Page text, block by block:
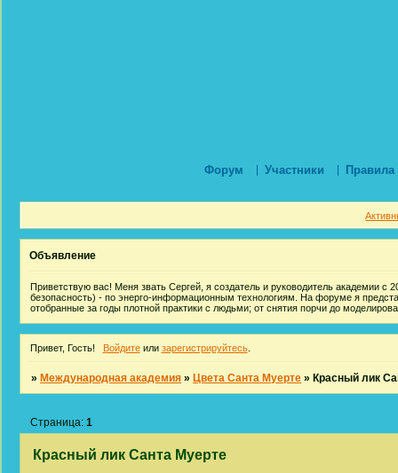
Форум Участники Правила
Объявление
Приветствую вас! Меня звать Сергей, я создатель и руководитель академии с
безопасность) - по энерго-информационным технологиям. На форуме я
отобранные за годы плотной практики с людьми; от снятия порчи до
Привет, Гость! Войдитеили зарегистрируйтесь.
»Международная академия »Цвета Санта Муерте »Красный лик
Красный лик Санта Муерте
Страница:1